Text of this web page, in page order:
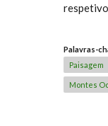
Palavras-
Paisagem
Montes